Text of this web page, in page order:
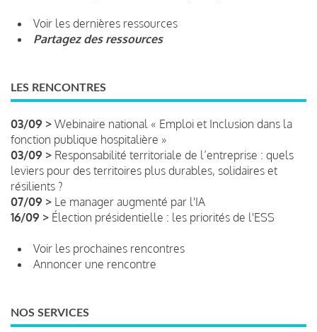
Voir les dernières ressources
Partagez des ressources
LES RENCONTRES
03/09 > Webinaire national « Emploi et Inclusion dans la
fonction publique hospitalière »
03/09 > Responsabilité territoriale de l’entreprise : quels
leviers pour des territoires plus durables, solidaires et
résilients ?
07/09 > Le manager augmenté par l'IA
16/09 > Élection présidentielle : les priorités de l'ESS
Voir les prochaines rencontres
Annoncer une rencontre
NOS SERVICES